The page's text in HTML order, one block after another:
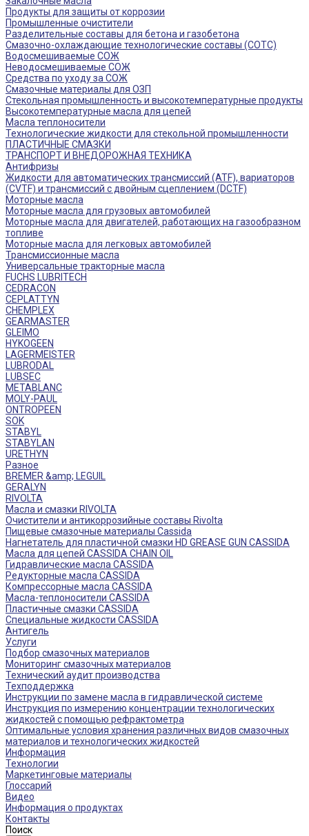
Продукты для защиты от коррозии
Промышленные очистители
Разделительные составы для бетона и газобетона
Смазочно-охлаждающие технологические составы (СОТС)
Водосмешиваемые СОЖ
Неводосмешиваемые СОЖ
Средства по уходу за СОЖ
Смазочные материалы для ОЗП
Стекольная промышленность и высокотемпературные продукты
Высокотемпературные масла для цепей
Масла теплоносители
Технологические жидкости для стекольной промышленности
ПЛАСТИЧНЫЕ СМАЗКИ
ТРАНСПОРТ И ВНЕДОРОЖНАЯ ТЕХНИКА
Антифризы
Жидкости для автоматических трансмиссий (ATF), вариаторов
(CVTF) и трансмиссий с двойным сцеплением (DCTF)
Моторные масла
Моторные масла для грузовых автомобилей
Моторные масла для двигателей, работающих на газообразном
топливе
Моторные масла для легковых автомобилей
Трансмиссионные масла
Универсальные тракторные масла
FUCHS LUBRITECH
CEDRACON
CEPLATTYN
CHEMPLEX
GEARMASTER
GLEIMO
HYKOGEEN
LAGERMEISTER
LUBRODAL
LUBSEC
METABLANC
MOLY-PAUL
ONTROPEEN
SOK
STABYL
STABYLAN
URETHYN
Разное
BREMER &amp; LEGUIL
GERALYN
RIVOLTA
Масла и смазки RIVOLTA
Очистители и антикоррозийные составы Rivolta
Пищевые смазочные материалы Cassida
Нагнетатель для пластичной смазки HD GREASE GUN CASSIDA
Масла для цепей CASSIDA CHAIN OIL
Гидравлические масла CASSIDA
Редукторные масла CASSIDA
Компрессорные масла CASSIDA
Масла-теплоносители CASSIDA
Пластичные смазки CASSIDA
Специальные жидкости CASSIDA
Антигель
Услуги
Подбор смазочных материалов
Мониторинг смазочных материалов
Технический аудит производства
Техподдержка
Инструкции по замене масла в гидравлической системе
Инструкция по измерению концентрации технологических
жидкостей с помощью рефрактометра
Оптимальные условия хранения различных видов смазочных
материалов и технологических жидкостей
Информация
Технологии
Маркетинговые материалы
Глоссарий
Видео
Информация о продуктах
Контакты
Поиск